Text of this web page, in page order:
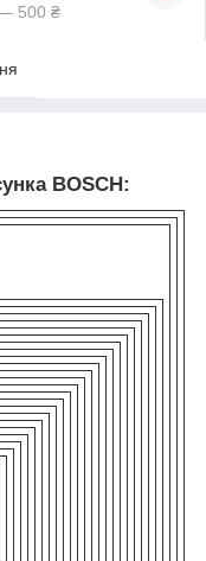
— 500 ₴
BOSCH: